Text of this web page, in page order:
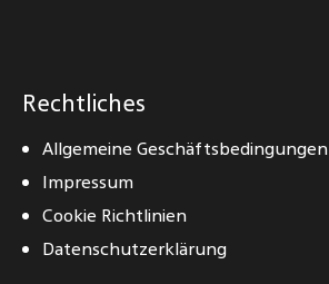
Rechtliches
Allgemeine Geschäftsbedingungen
Impressum
Cookie Richtlinien
Datenschutzerklärung